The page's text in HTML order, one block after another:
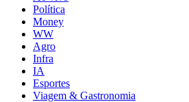
Política
Money
WW
Agro
Infra
IA
Esportes
Viagem & Gastronomia